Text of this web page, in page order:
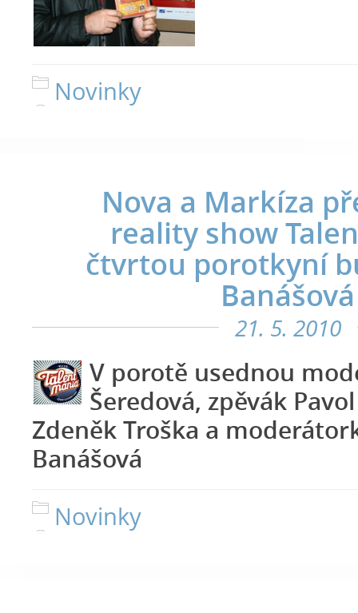
Novinky
Nova a Markíza
reality show
čtvrtou porotkyní
Banášová
21. 5. 2010
V porotě usednou
Šeredová, zpěvák
Zdeněk Troška a
Banášová
Novinky